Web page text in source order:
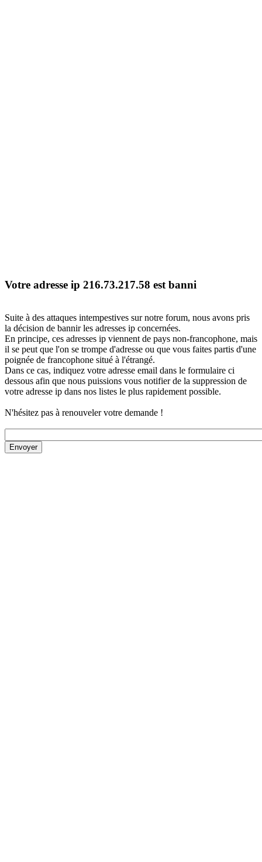
Votre adresse ip 216.73.217.58 est banni
Suite à des attaques intempestives sur notre forum, nous avons pris
la décision de bannir les adresses ip concernées.
En principe, ces adresses ip viennent de pays non-francophone, mais
il se peut que l'on se trompe d'adresse ou que vous faites partis d'une
poignée de francophone situé à l'étrangé.
Dans ce cas, indiquez votre adresse email dans le formulaire ci
dessous afin que nous puissions vous notifier de la suppression de
votre adresse ip dans nos listes le plus rapidement possible.
N'hésitez pas à renouveler votre demande !